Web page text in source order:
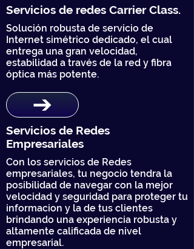
Servicios de redes Carrier Class.
Solución robusta de servicio de
Internet simétrico dedicado, el cual
entrega una gran velocidad,
estabilidad a través de la red y fibra
óptica más potente.
Servicios de Redes
Empresariales
Con los servicios de Redes
empresariales, tu negocio tendra la
posibilidad de navegar con la mejor
velocidad y seguridad para proteger tu
informacion y la de tus clientes
brindando una experiencia robusta y
altamente calificada de nivel
empresarial.